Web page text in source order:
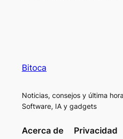
Bitoca
Noticias, consejos y última
Software, IA y gadgets
Acerca de Privacidad